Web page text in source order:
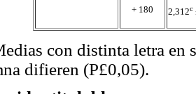
+ 180 2,312c
con distinta letra en
difieren (P£0,05).